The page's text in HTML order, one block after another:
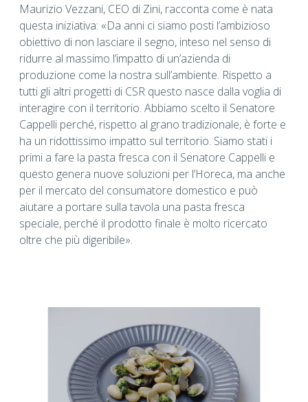
Maurizio Vezzani, CEO di Zini, racconta come è nata
questa iniziativa: «Da anni ci siamo posti l’ambizioso
obiettivo di non lasciare il segno, inteso nel senso di
ridurre al massimo l’impatto di un’azienda di
produzione come la nostra sull’ambiente. Rispetto a
tutti gli altri progetti di CSR questo nasce dalla voglia di
interagire con il territorio. Abbiamo scelto il Senatore
Cappelli perché, rispetto al grano tradizionale, è forte e
ha un ridottissimo impatto sul territorio. Siamo stati i
primi a fare la pasta fresca con il Senatore Cappelli e
questo genera nuove soluzioni per l’Horeca, ma anche
per il mercato del consumatore domestico e può
aiutare a portare sulla tavola una pasta fresca
speciale, perché il prodotto finale è molto ricercato
oltre che più digeribile».